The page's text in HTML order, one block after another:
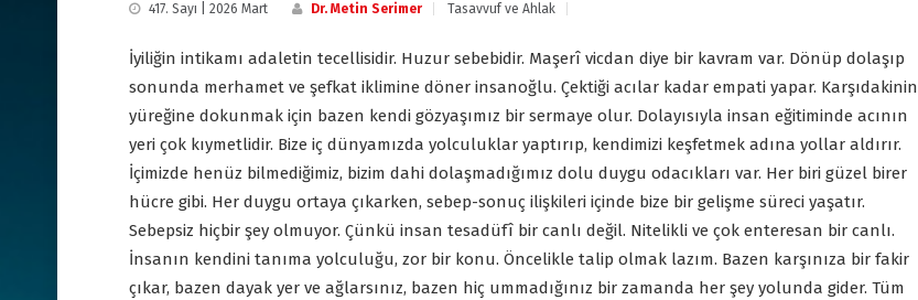
417. Sayı | 2026 Mart Dr. Metin Serimer Tasavvuf ve Ahlak
İyiliğin intikamı adaletin tecellisidir. Huzur sebebidir. Maşerî vicdan diye bir kavram var. Dönüp dolaşıp
sonunda merhamet ve şefkat iklimine döner insanoğlu. Çektiği acılar kadar empati yapar. Karşıdakinin
yüreğine dokunmak için bazen kendi gözyaşımız bir sermaye olur. Dolayısıyla insan eğitiminde acının
yeri çok kıymetlidir. Bize iç dünyamızda yolculuklar yaptırıp, kendimizi keşfetmek adına yollar aldırır.
İçimizde henüz bilmediğimiz, bizim dahi dolaşmadığımız dolu duygu odacıkları var. Her biri güzel birer
hücre gibi. Her duygu ortaya çıkarken, sebep-sonuç ilişkileri içinde bize bir gelişme süreci yaşatır.
Sebepsiz hiçbir şey olmuyor. Çünkü insan tesadüfî bir canlı değil. Nitelikli ve çok enteresan bir canlı.
İnsanın kendini tanıma yolculuğu, zor bir konu. Öncelikle talip olmak lazım. Bazen karşınıza bir fakir
çıkar, bazen dayak yer ve ağlarsınız, bazen hiç ummadığınız bir zamanda her şey yolunda gider. Tüm